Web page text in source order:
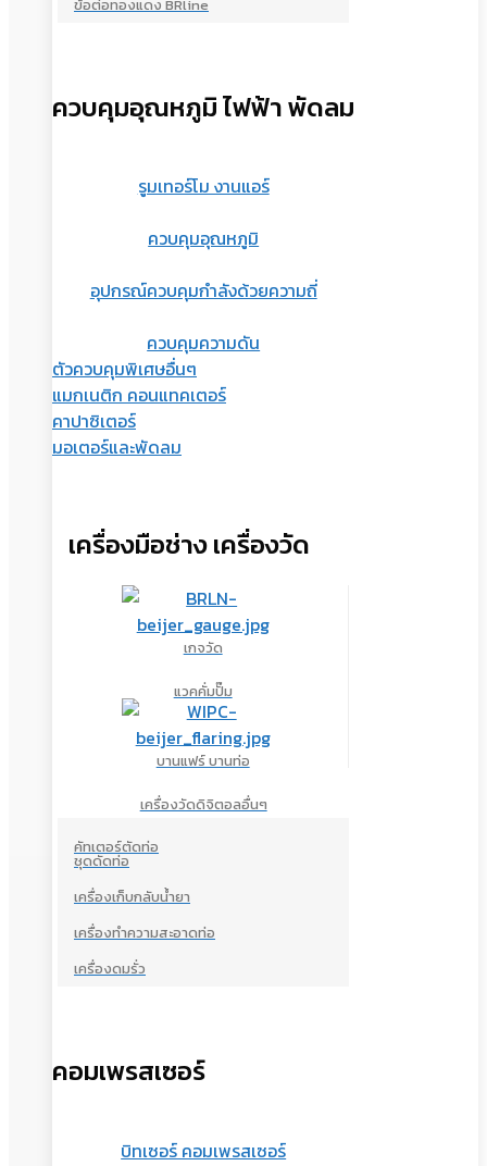
ข้อต่อทองแดง BRline
ควบคุมอุณหภูมิ ไฟฟ้า พัดลม
รูมเทอร์โม งานแอร์
ควบคุมอุณหภูมิ
อุปกรณ์ควบคุมกำลังด้วยความถี่
ควบคุมความดัน
ตัวควบคุมพิเศษอื่นๆ
แมกเนติก คอนแทคเตอร์
คาปาซิเตอร์
มอเตอร์และพัดลม
เครื่องมือช่าง เครื่องวัด
เกจวัด
แวคคั่มปั๊ม
บานแฟร์ บานท่อ
เครื่องวัดดิจิตอลอื่นๆ
คัทเตอร์ตัดท่อ
ชุดดัดท่อ
เครื่องเก็บกลับน้ำยา
เครื่องทำความสะอาดท่อ
เครื่องดมรั่ว
คอมเพรสเซอร์
บิทเซอร์ คอมเพรสเซอร์